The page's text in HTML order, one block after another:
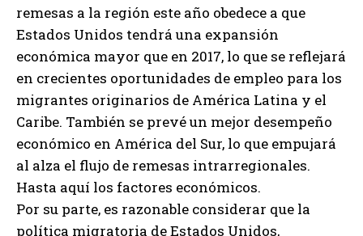
remesas a la región este año obedece a que
Estados Unidos tendrá una expansión
económica mayor que en 2017, lo que se reflejará
en crecientes oportunidades de empleo para los
migrantes originarios de América Latina y el
Caribe. También se prevé un mejor desempeño
económico en América del Sur, lo que empujará
al alza el flujo de remesas intrarregionales.
Hasta aquí los factores económicos.
Por su parte, es razonable considerar que la
política migratoria de Estados Unidos,